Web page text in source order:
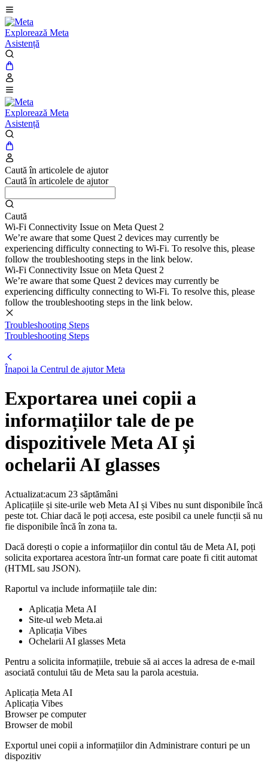
Explorează Meta
Asistență
Explorează Meta
Asistență
Caută în articolele de ajutor
Caută în articolele de ajutor
Caută
Wi-Fi Connectivity Issue on Meta Quest 2
We’re aware that some Quest 2 devices may currently be
experiencing difficulty connecting to Wi-Fi. To resolve this, please
follow the troubleshooting steps in the link below.
Wi-Fi Connectivity Issue on Meta Quest 2
We’re aware that some Quest 2 devices may currently be
experiencing difficulty connecting to Wi-Fi. To resolve this, please
follow the troubleshooting steps in the link below.
Troubleshooting Steps
Troubleshooting Steps
Înapoi la Centrul de ajutor Meta
Exportarea unei copii a
informațiilor tale de pe
dispozitivele Meta AI și
ochelarii AI glasses
Actualizat:acum 23 săptămâni
Aplicațiile și site-urile web Meta AI și Vibes nu sunt disponibile încă
peste tot. Chiar dacă le poți accesa, este posibil ca unele funcții să nu
fie disponibile încă în zona ta.
Dacă dorești o copie a informațiilor din contul tău de Meta AI, poți
solicita exportarea acestora într-un format care poate fi citit automat
(HTML sau JSON).
Raportul va include informațiile tale din:
Aplicația Meta AI
Site-ul web Meta.ai
Aplicația Vibes
Ochelarii AI glasses Meta
Pentru a solicita informațiile, trebuie să ai acces la adresa de e-mail
asociată contului tău de Meta sau la parola acestuia.
Aplicația Meta AI
Aplicația Vibes
Browser pe computer
Browser de mobil
Exportul unei copii a informațiilor din Administrare conturi pe un
dispozitiv